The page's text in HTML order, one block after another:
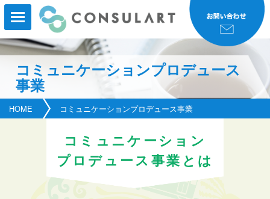
コミュニケーションプロデュース
事業
HOME コミュニケーションプロデュース事業
コミュニケーション
プロデュース事業とは
HOME
コンサルタント紹介